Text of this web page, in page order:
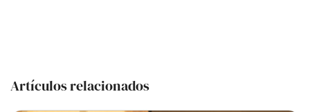
Artículos relacionados